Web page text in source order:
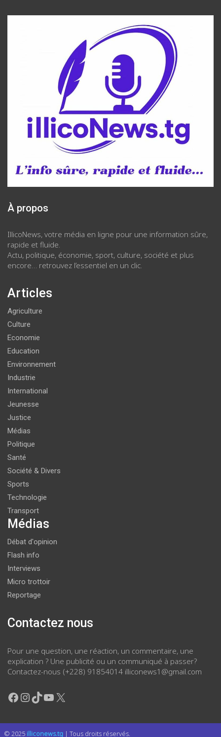
À propos
IllicoNews, votre média en ligne pour une information sûre,
rapide et fluide.
Actu, politique, économie, sport, culture, société et plus
encore… retrouvez l’essentiel en un clic.
Articles
Agriculture
Culture
Economie
Education
Environnement
Industrie
International
Jeunesse
Justice
Médias
Politique
Santé
Société & Divers
Sports
Technologie
Transport
Médias
Débat d'opinion
Flash info
Interviews
Micro trottoir
Reportage
Contactez nous
Pour une question, une réaction, un commentaire, une
explication ? Une publicité ou un communiqué à passer?
Contactez-nous (+228) 91854014 illiconews1@gmail.com
Facebook
Instagram
TikTok
YouTube
X
© 2025 illiconews.tg | Tous droits réservés.